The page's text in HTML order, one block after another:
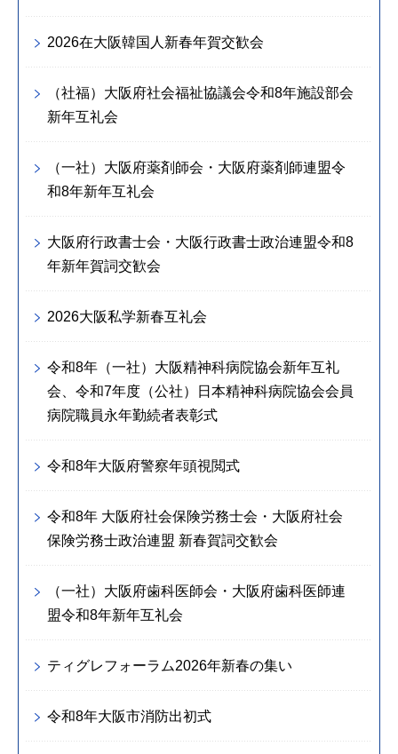
2026在大阪韓国人新春年賀交歓会
（社福）大阪府社会福祉協議会令和8年施設部会
新年互礼会
（一社）大阪府薬剤師会・大阪府薬剤師連盟令
和8年新年互礼会
大阪府行政書士会・大阪行政書士政治連盟令和8
年新年賀詞交歓会
2026大阪私学新春互礼会
令和8年（一社）大阪精神科病院協会新年互礼
会、令和7年度（公社）日本精神科病院協会会員
病院職員永年勤続者表彰式
令和8年大阪府警察年頭視閲式
令和8年 大阪府社会保険労務士会・大阪府社会
保険労務士政治連盟 新春賀詞交歓会
（一社）大阪府歯科医師会・大阪府歯科医師連
盟令和8年新年互礼会
ティグレフォーラム2026年新春の集い
令和8年大阪市消防出初式